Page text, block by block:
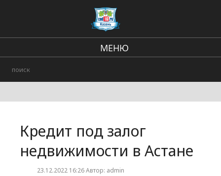
МЕНЮ
Городские события
Кредит под залог
недвижимости в Астане
23.12.2022 16:26 Автор: admin